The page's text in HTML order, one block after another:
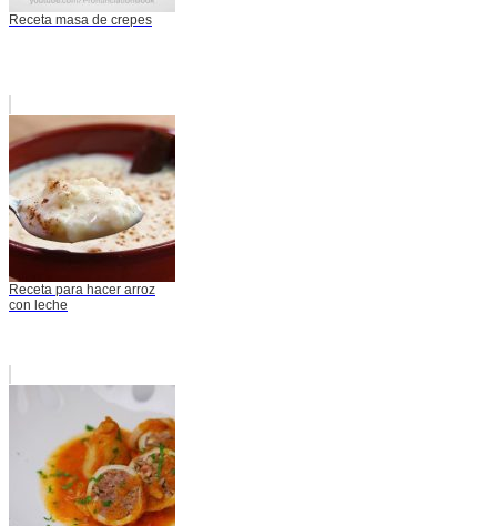
Receta masa de crepes
Receta para hacer arroz
con leche